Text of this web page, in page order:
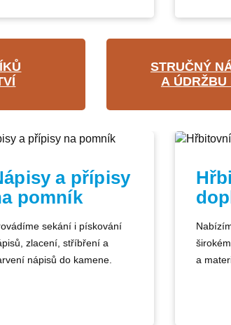
STRUČNÝ
A ÚDRŽBU
a přípisy
pomník
sekání i pískování
zlacení, stříbření a
nápisů do kamene.
a